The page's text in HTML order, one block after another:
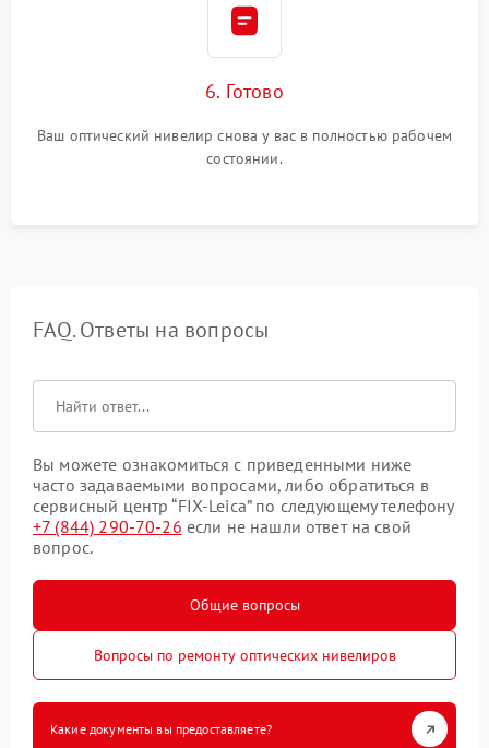
6. Готово
Ваш оптический нивелир снова у вас в полностью рабочем
состоянии.
FAQ. Ответы на вопросы
Вы можете ознакомиться с приведенными ниже
часто задаваемыми вопросами, либо обратиться в
сервисный центр “FIX-Leica” по следующему телефону
+7 (844) 290-70-26 если не нашли ответ на свой
вопрос.
Общие вопросы
Вопросы по ремонту оптических нивелиров
Какие документы вы предоставляете?